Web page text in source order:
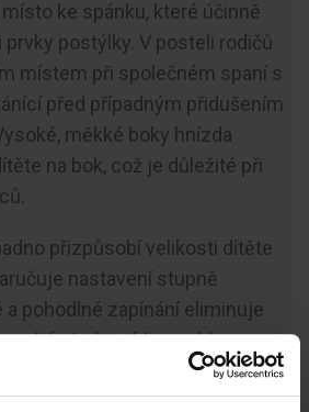
ke spánku, které účinně
postýlky. V posteli rodičů
místem při společném spaní s
před případným přidušením
měkké boky hnízda
na bok, což je důležité při
přizpůsobí velikosti dítěte
nastavení stupně
a pohodlné zapínání eliminuje
zip, které by mohly
pokožku. Navíc
krmení a nošení dítěte a po